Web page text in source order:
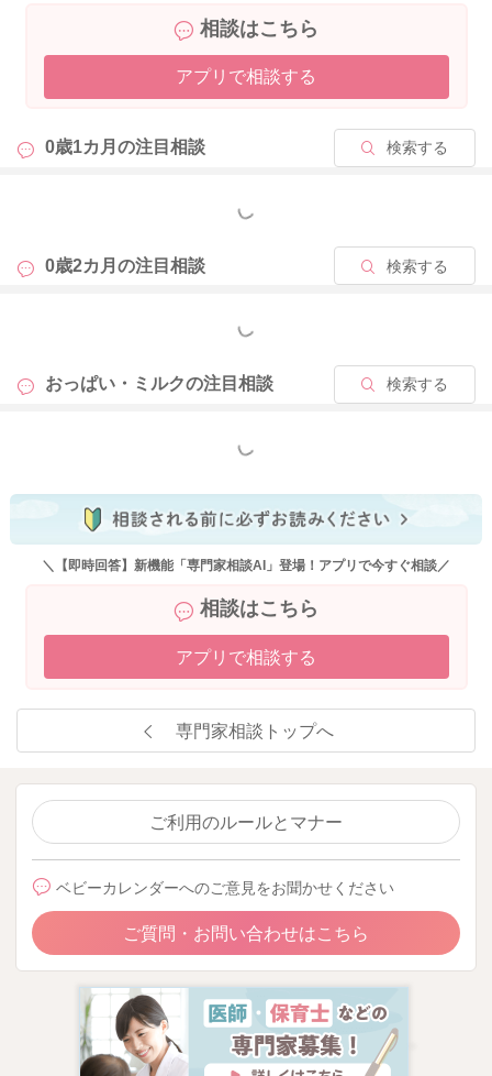
相談はこちら
アプリで相談する
0歳1カ月の注目相談 検索する
もっと見る
0歳2カ月の注目相談 検索する
もっと見る
おっぱい・ミルクの注目相談 検索する
もっと見る
＼【即時回答】新機能「専門家相談AI」登場！アプリで今すぐ相談／
相談はこちら
アプリで相談する
専門家相談トップへ
ご利用のルールとマナー
ベビーカレンダーへのご意見をお聞かせください
ご質問・お問い合わせはこちら